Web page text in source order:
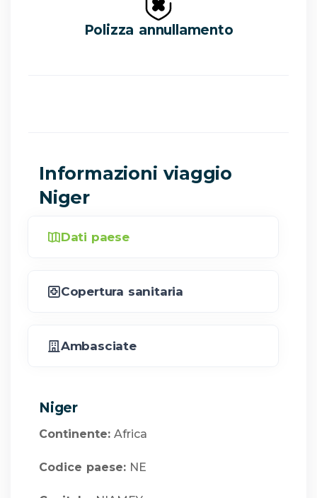
Polizza annullamento
Informazioni viaggio
Niger
Dati paese
Copertura sanitaria
Ambasciate
Niger
Continente: Africa
Codice paese: NE